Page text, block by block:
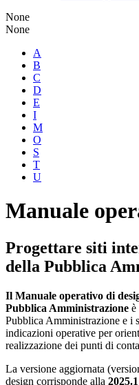
None
None
A
B
C
D
E
I
M
O
S
T
U
Manuale
Progettare siti
della Pubblica
Il Manuale operativo di
Pubblica Amministrazione è
Pubblica Amministrazione e i
indicazioni operative per
realizzazione dei punti di
La versione aggiornata
design corrisponde alla 2025.1